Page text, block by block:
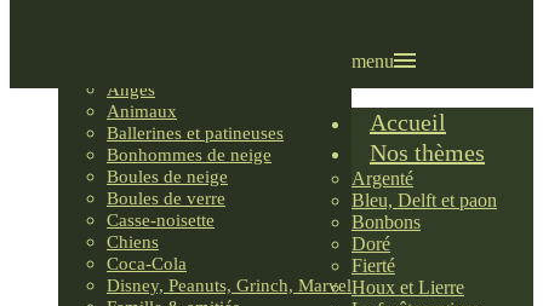
Anges
Animaux
Ballerines et patineuses
Bonhommes de neige
Boules de neige
Boules de verre
Casse-noisette
Chiens
Coca-Cola
Disney, Peanuts, Grinch, Marvel
menu
Accueil
Nos thèmes
Argenté
Bleu, Delft et paon
Bonbons
Doré
Fierté
Houx et Lierre